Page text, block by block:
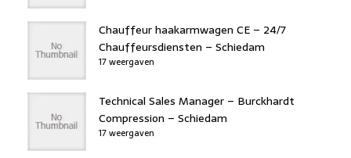
Chauffeur haakarmwagen CE – 24/7
Chauffeursdiensten – Schiedam
17 weergaven
Technical Sales Manager – Burckhardt
Compression – Schiedam
17 weergaven